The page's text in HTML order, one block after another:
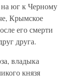
юг к Черному
Крымское
его смерти
друга.
владыка
князя